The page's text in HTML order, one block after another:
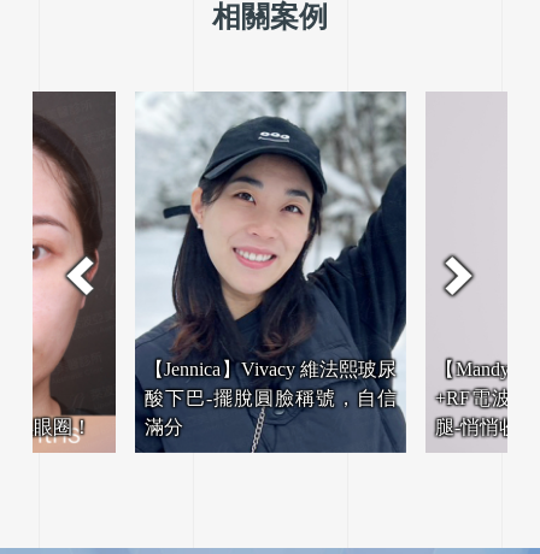
相關案例
玻尿
自信
【Mandy】韓式隱痕抽脂-大腿無痕環抽
+RF電波美腿術+一般注射(保妥適)瘦小
腿-悄悄收穫纖美腿！
【露
開完